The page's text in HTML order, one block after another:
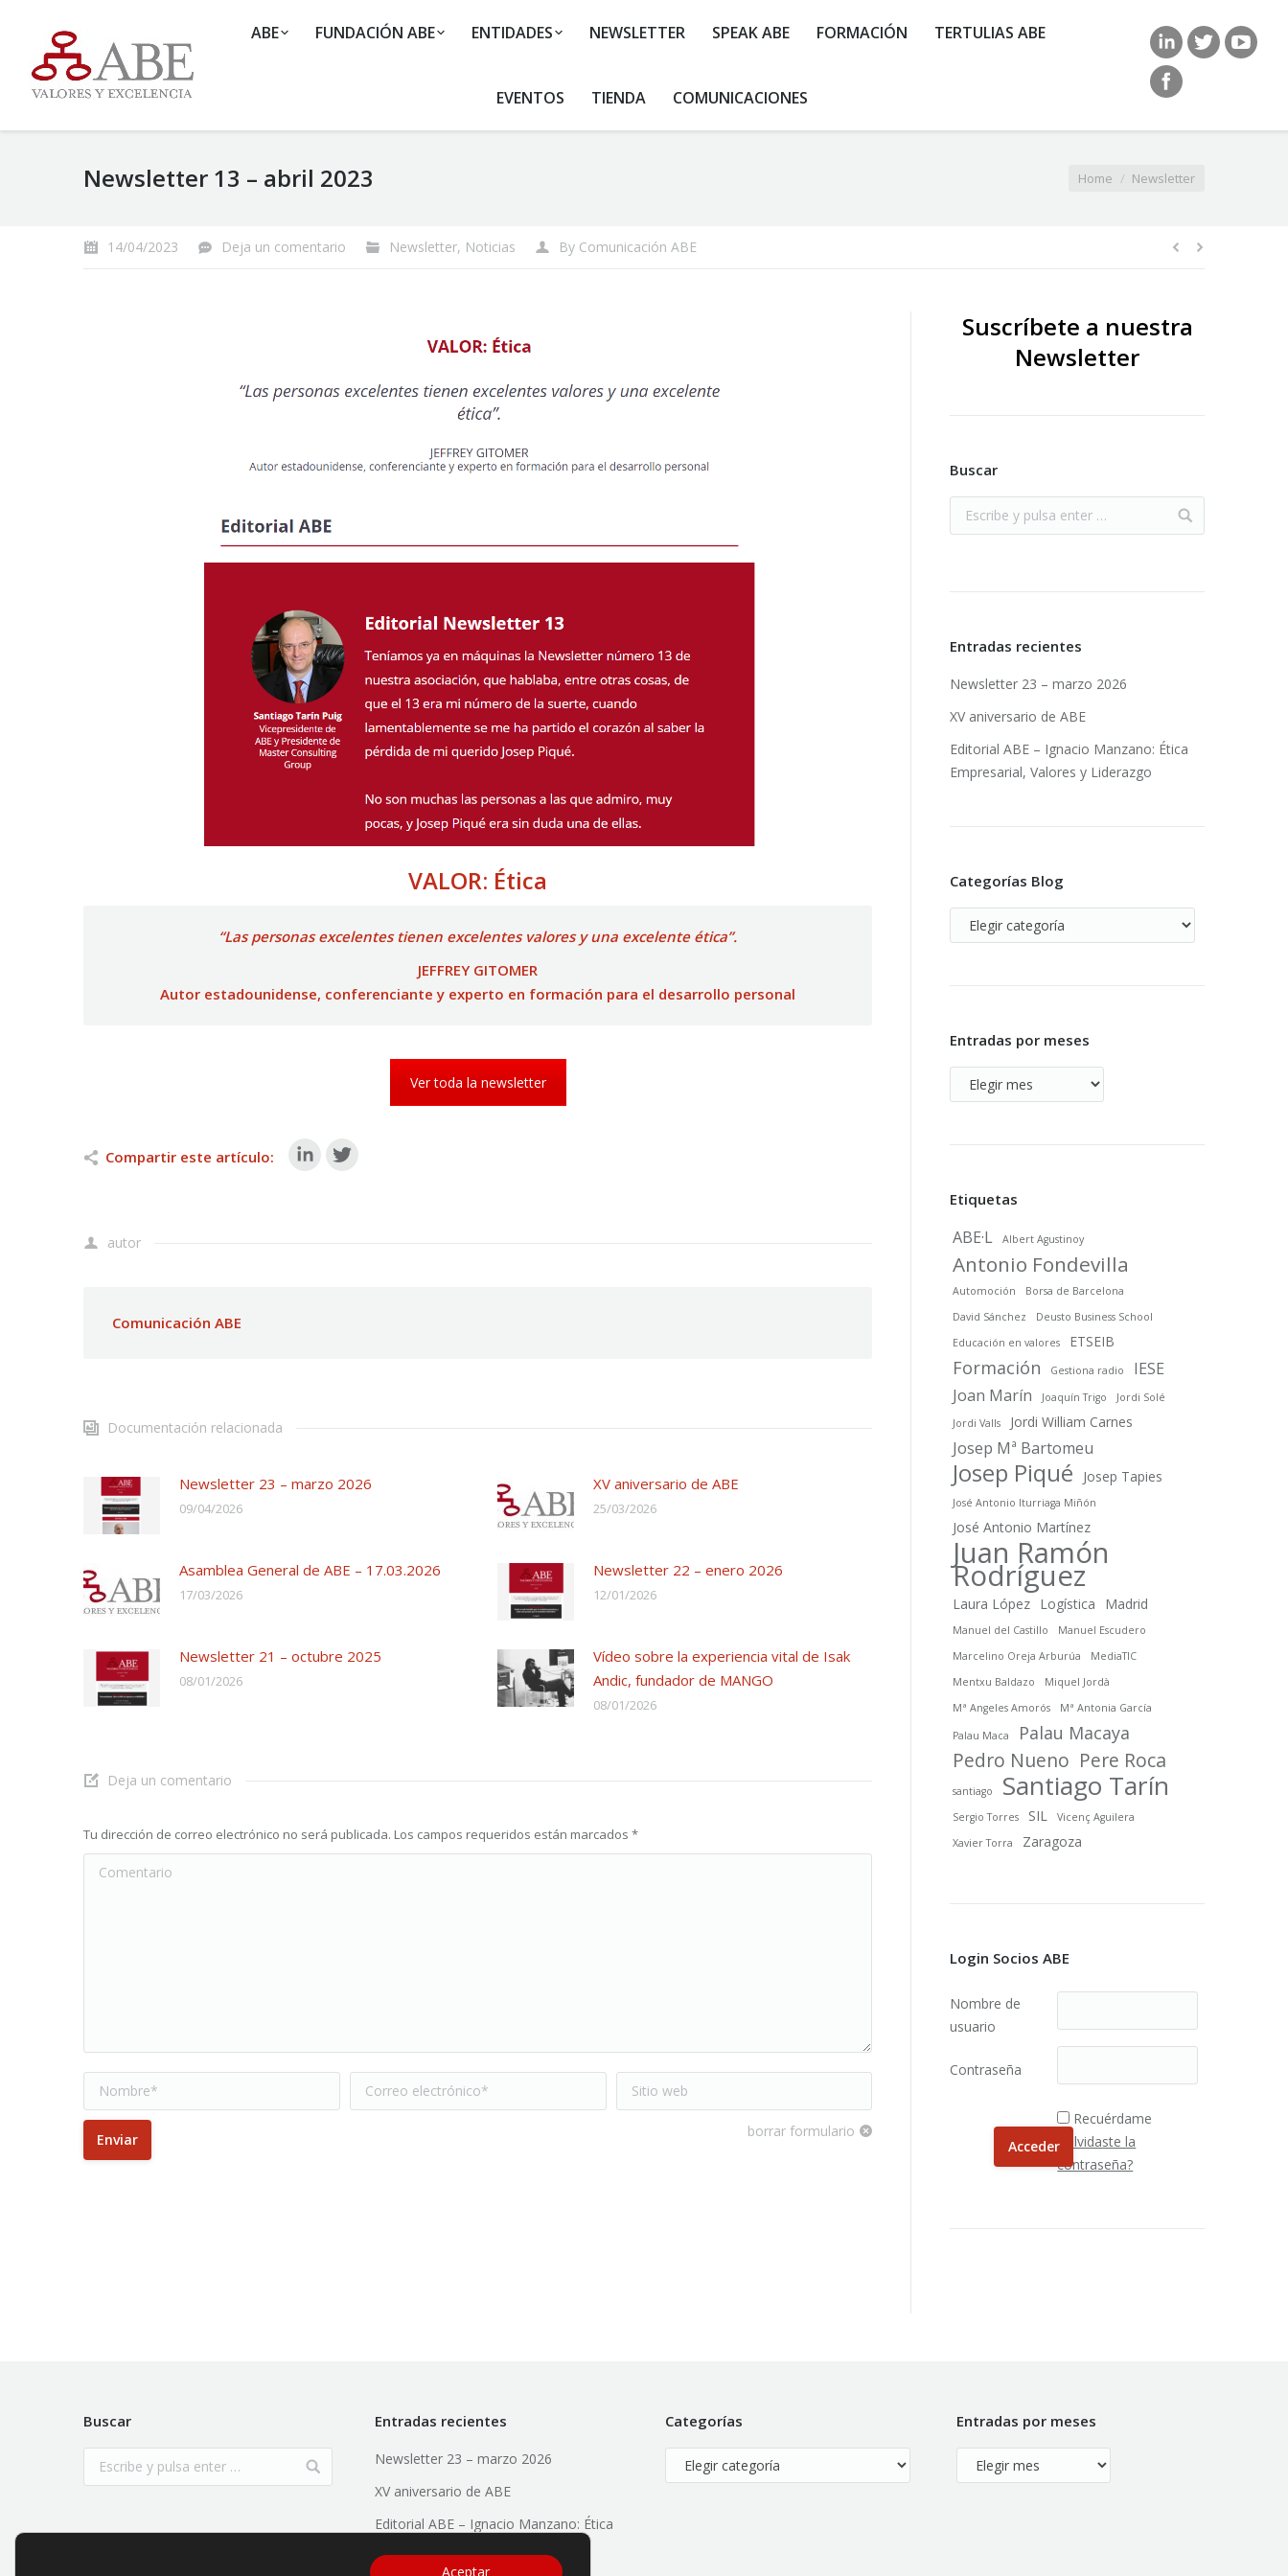
ABE FUNDACIÓN ABE ENTIDADES NEWSLETTER SPEAK ABE FORMACIÓN TERTULIAS ABE
EVENTOS TIENDA COMUNICACIONES
Newsletter 13 – abril 2023 Home Newsletter
14/04/2023 Deja un comentario Newsletter, Noticias By Comunicación ABE
VALOR: Ética
“Las personas excelentes tienen excelentes valores y una excelente ética”.
JEFFREY GITOMER
Autor estadounidense, conferenciante y experto en formación para el desarrollo personal
Ver toda la newsletter
Compartir este artículo:
autor
Comunicación ABE
Documentación relacionada
Newsletter 23 – marzo 2026
09/04/2026
XV aniversario de ABE
25/03/2026
Asamblea General de ABE – 17.03.2026
17/03/2026
Newsletter 22 – enero 2026
12/01/2026
Newsletter 21 – octubre 2025
08/01/2026
Vídeo sobre la experiencia vital de Isak
Andic, fundador de MANGO
08/01/2026
Deja un comentario
Tu dirección de correo electrónico no será publicada. Los campos requeridos están marcados *
Comentario
Nombre * Correo electrónico * Sitio web
borrar formulario
Enviar
Suscríbete a nuestra
Newsletter
Buscar
Entradas recientes
Newsletter 23 – marzo 2026
XV aniversario de ABE
Editorial ABE – Ignacio Manzano: Ética
Empresarial, Valores y Liderazgo
Categorías Blog
Categorías
Blog
Entradas por meses
Entradas
por
Etiquetas
ABE·L Albert Agustinoy
Antonio Fondevilla
Automoción
Borsa de Barcelona
David Sánchez
Deusto Business School
Educación en valores
ETSEIB
Formación Gestiona radio
IESE
Joan Marín
Joaquín Trigo
Jordi Solé
Jordi Valls
Jordi William Carnes
Josep Mª Bartomeu
Josep Piqué Josep Tapies
José Antonio Iturriaga Miñón
José Antonio Martínez
Juan Ramón
Rodríguez
Laura López Logística Madrid
Manuel del Castillo
Manuel Escudero
Marcelino Oreja Arburúa
MediaTIC
Mentxu Baldazo
Miquel Jordà
Mª Angeles Amorós
Mª Antonia García
Palau Maca Palau Macaya
Pedro Nueno Pere Roca
santiago Santiago Tarín
Sergio Torres SIL
Vicenç Aguilera
Xavier Torra
Zaragoza
Login Socios ABE
Nombre de
usuario
Contraseña
Recuérdame
¿Olvidaste la
contraseña?
Buscar Entradas recientes
Newsletter 23 – marzo 2026
XV aniversario de ABE
Editorial ABE – Ignacio Manzano: Ética
Categorías
Categorías
Entradas por meses
Entradas
por
Aceptar